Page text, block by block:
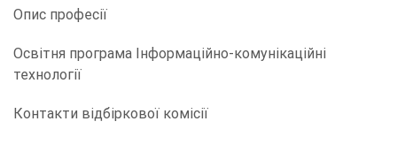
Опис професії
​​Освітня програма Інформаційно-комунікаційні
технології
Контакти відбіркової комісії